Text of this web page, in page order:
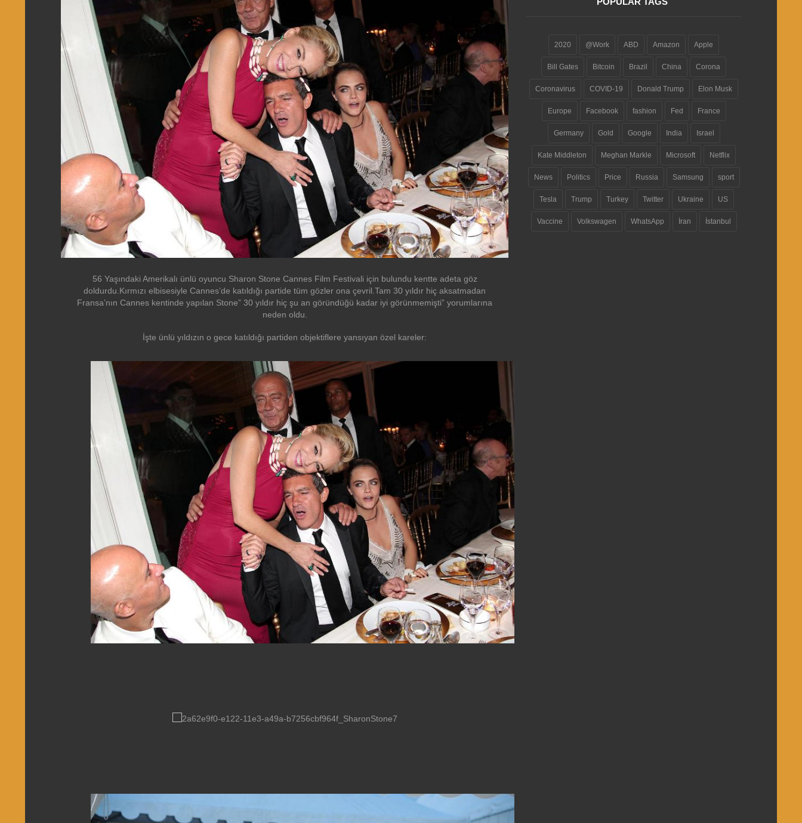
56 Yaşındaki Amerikalı ünlü oyuncu Sharon Stone Cannes Film Festivali için bulundu kentte adeta göz
doldurdu.Kırmızı elbisesiyle Cannes’de katıldığı partide tüm gözler ona çevril.Tam 30 yıldır hiç aksatmadan
Fransa’nın Cannes kentinde yapılan Stone” 30 yıldır hiç şu an göründüğü kadar iyi görünmemişti” yorumlarına
neden oldu.
İşte ünlü yıldızın o gece katıldığı partiden objektiflere yansıyan özel kareler:
2020 @Work ABD Amazon Apple
Bill Gates Bitcoin Brazil China Corona
Coronavirus COVID-19 Donald Trump Elon Musk
Europe Facebook fashion Fed France
Germany Gold Google India Israel
Kate Middleton Meghan Markle Microsoft Netflix
News Politics Price Russia Samsung sport
Tesla Trump Turkey Twitter Ukraine US
Vaccine Volkswagen WhatsApp İran İstanbul